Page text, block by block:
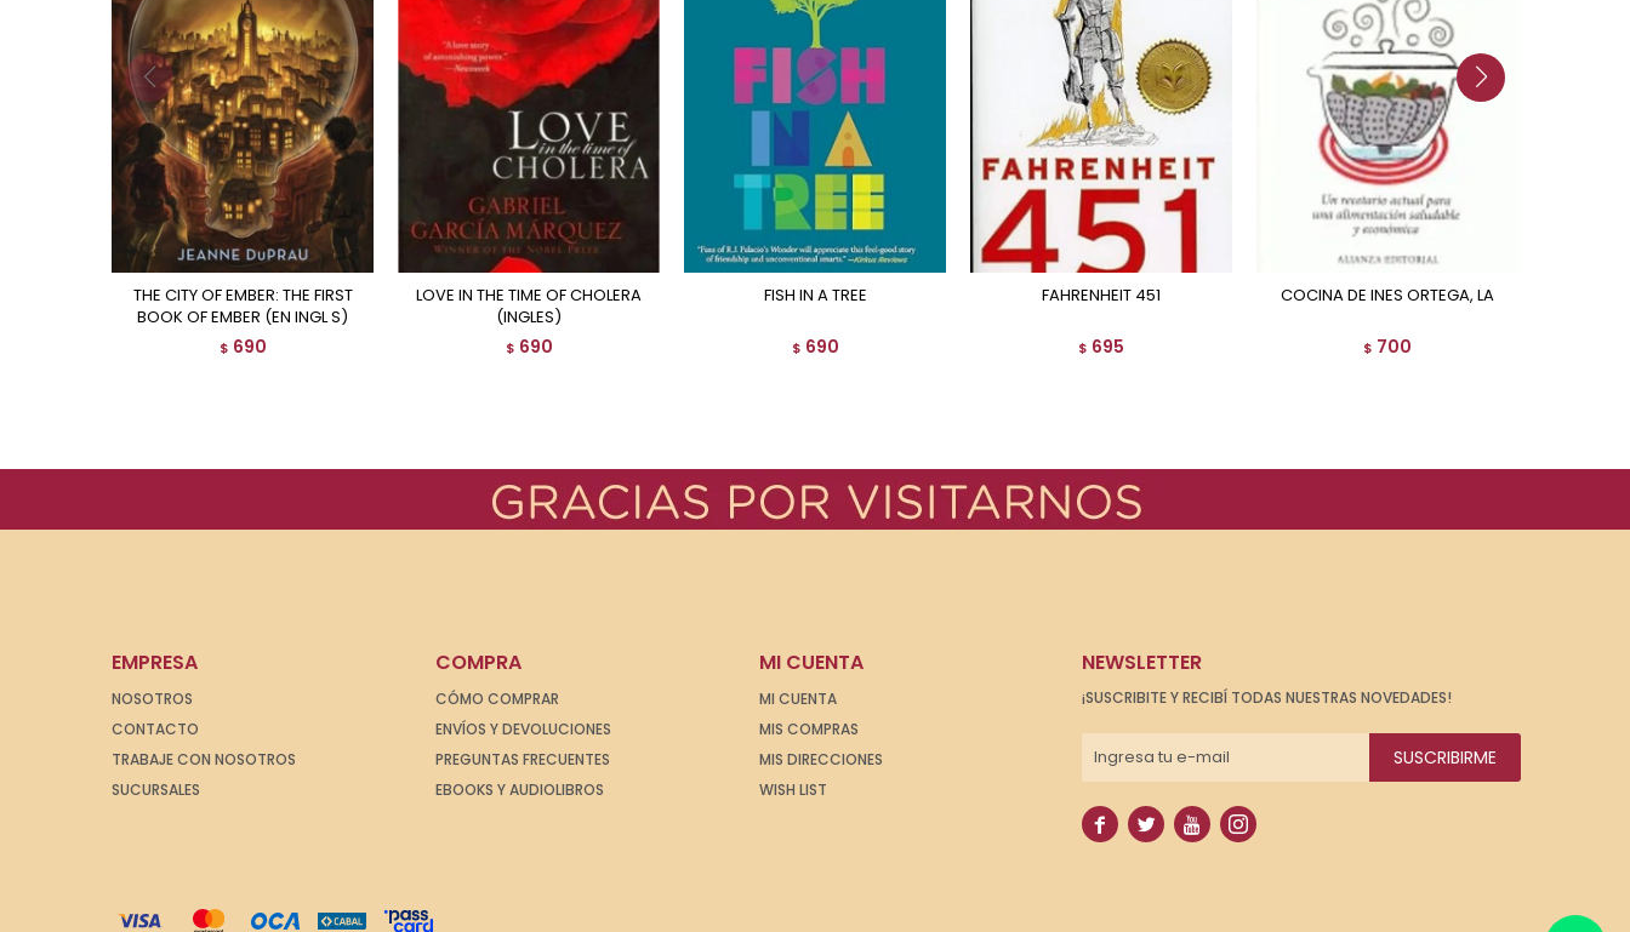
THE CITY OF EMBER: THE FIRST
BOOK OF EMBER (EN INGL S)
$ 690
LOVE IN THE TIME OF CHOLERA
(INGLES)
$ 690
FISH IN A TREE
$ 690
FAHRENHEIT 451
$ 695
COCINA DE INES ORTEGA, LA
$ 700
EMPRESA
NOSOTROS
CONTACTO
TRABAJE CON NOSOTROS
SUCURSALES
COMPRA
CÓMO COMPRAR
ENVÍOS Y DEVOLUCIONES
PREGUNTAS FRECUENTES
EBOOKS Y AUDIOLIBROS
MI CUENTA
MI CUENTA
MIS COMPRAS
MIS DIRECCIONES
WISH LIST
NEWSLETTER
¡SUSCRIBITE Y RECIBÍ TODAS NUESTRAS NOVEDADES!
SUSCRIBIRME
   